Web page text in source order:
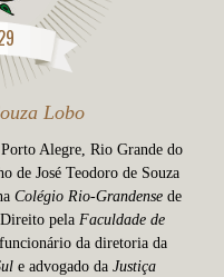
Lobo
Alegre, Rio Grande do
de José Teodoro de Souza
Colégio Rio-Grandense de
pela Faculdade de
da diretoria da
e advogado da Justiça